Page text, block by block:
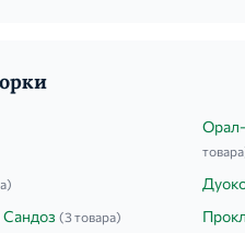
(3 товара)